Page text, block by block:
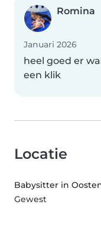
Romina
Januari 2026
heel goed er
een klik
Locatie
Babysitter in
Gewest